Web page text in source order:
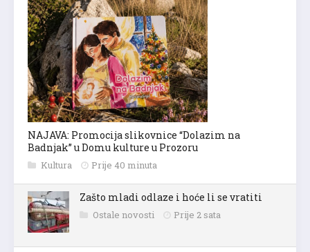
NAJAVA: Promocija slikovnice “Dolazim na
Badnjak” u Domu kulture u Prozoru
Kultura Prije 40 minuta
Zašto mladi odlaze i hoće li se vratiti
Ostale novosti Prije 2 sata